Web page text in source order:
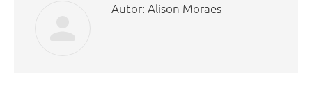
Autor: Alison Moraes